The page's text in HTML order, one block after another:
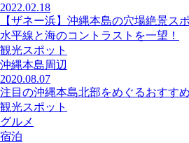
2022.02.18
【ザネー浜】沖縄本島の穴場絶景ス
水平線と海のコントラストを一望！
観光スポット
沖縄本島周辺
2020.08.07
注目の沖縄本島北部をめぐるおすす
観光スポット
グルメ
宿泊